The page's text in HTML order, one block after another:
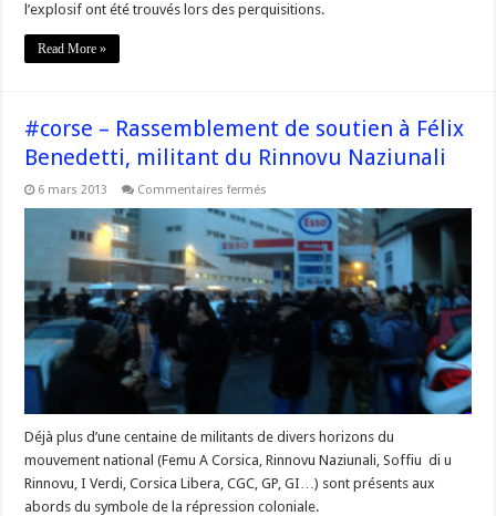
l’explosif ont été trouvés lors des perquisitions.
Read More »
#corse – Rassemblement de soutien à Félix
Benedetti, militant du Rinnovu Naziunali
6 mars 2013 Commentaires fermés
Rassemblement
de
soutien
Félix
Benedetti,
militant
Rinnovu
Déjà plus d’une centaine de militants de divers horizons du
mouvement national (Femu A Corsica, Rinnovu Naziunali, Soffiu di u
Rinnovu, I Verdi, Corsica Libera, CGC, GP, GI…) sont présents aux
abords du symbole de la répression coloniale.